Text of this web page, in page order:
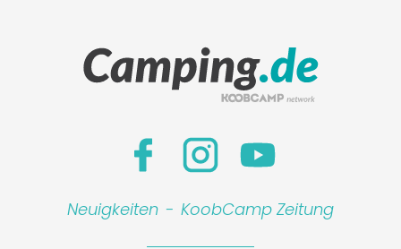
Neuigkeiten - KoobCamp Zeitung